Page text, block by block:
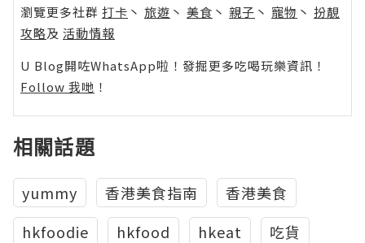
瀏覽更多社群 打卡 丶 旅遊 丶 美食 丶 親子 丶 寵物 丶 扮靚
攻略及 活動情報
U Blog開咗WhatsApp啦！發掘更多吃喝玩樂資訊！
Follow 我哋 ！
相關話題
yummy 香港美食指南
香港美食
hkfoodie
hkfood hkeat
吃貨